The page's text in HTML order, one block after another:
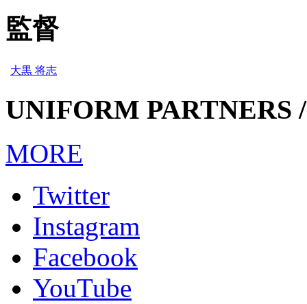
監督
大黒 将志
UNIFORM PARTNERS
MORE
Twitter
Instagram
Facebook
YouTube